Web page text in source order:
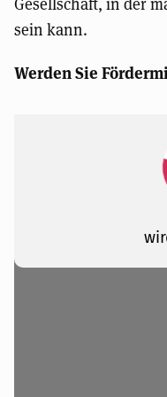
sein kann.
Werden Sie